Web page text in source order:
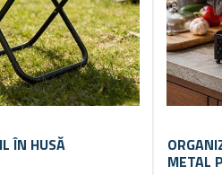
ÎN HUSĂ
METAL